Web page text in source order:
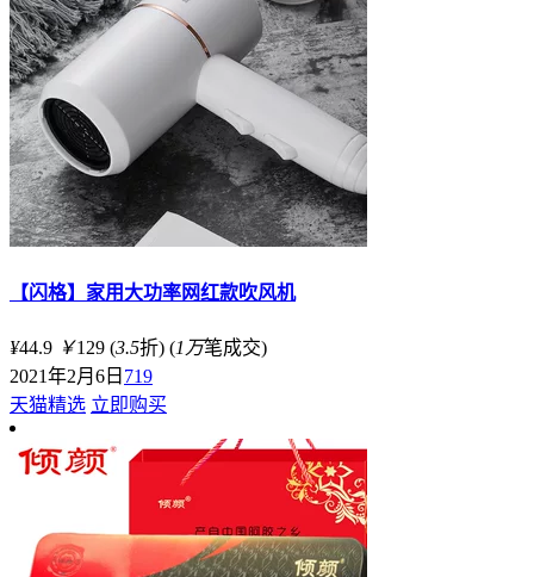
【闪格】家用大功率网红款吹风机
¥44.9 ￥129 (3.5折) (1万笔成交)
2021年2月6日 719
天猫精选 立即购买